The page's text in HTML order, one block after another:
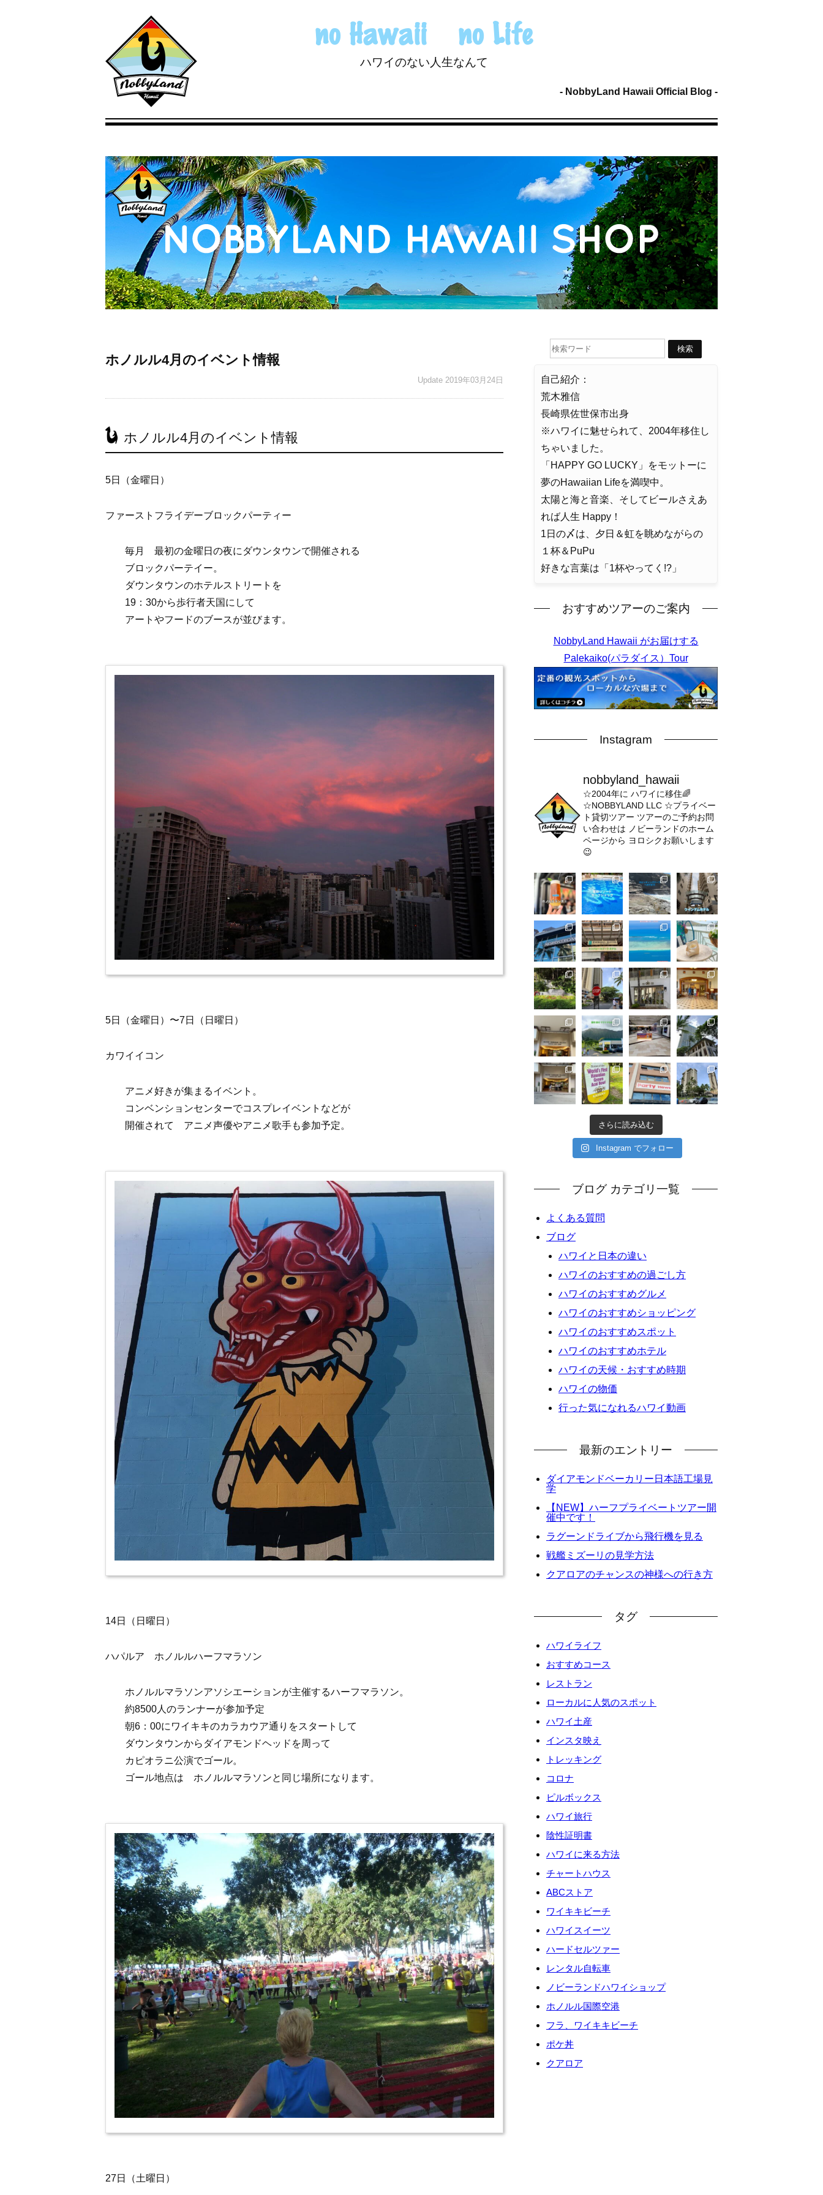
no Hawaii no Life
ハワイのない人生なんて
NobbyLand Hawaii Official Blog
ホノルル4月のイベント情報
Update 2019年03月24日
ホノルル4月のイベント情報
5日（金曜日）
ファーストフライデーブロックパーティー
毎月 最初の金曜日の夜にダウンタウンで開催される
ブロックパーテイー。
ダウンタウンのホテルストリートを
19：30から歩行者天国にして
アートやフードのブースが並びます。
5日（金曜日）〜7日（日曜日）
カワイイコン
アニメ好きが集まるイベント。
コンベンションセンターでコスプレイベントなどが
開催されて アニメ声優やアニメ歌手も参加予定。
14日（日曜日）
ハパルア ホノルルハーフマラソン
ホノルルマラソンアソシエーションが主催するハーフマラソン。
約8500人のランナーが参加予定
朝6：00にワイキキのカラカウア通りをスタートして
ダウンタウンからダイアモンドヘッドを周って
カピオラニ公演でゴール。
ゴール地点は ホノルルマラソンと同じ場所になります。
27日（土曜日）
自己紹介：
荒木雅信
長崎県佐世保市出身
※ハワイに魅せられて、2004年移住し
ちゃいました。
「HAPPY GO LUCKY」をモットーに
夢のHawaiian Lifeを満喫中。
太陽と海と音楽、そしてビールさえあ
れば人生 Happy！
1日の〆は、夕日＆虹を眺めながらの
１杯＆PuPu
好きな言葉は「1杯やってく!?」
おすすめツアーのご案内
NobbyLand Hawaii がお届けする
Palekaiko(パラダイス）Tour
Instagram
nobbyland_hawaii
☆2004年に ハワイに移住🌈
☆NOBBYLAND LLC ☆プライベー
ト貸切ツアー ツアーのご予約お問
い合わせは ノビーランドのホーム
ページから ヨロシクお願いします
😉
さらに読み込む
Instagram でフォロー
ブログ カテゴリ一覧
よくある質問
ブログ
ハワイと日本の違い
ハワイのおすすめの過ごし方
ハワイのおすすめグルメ
ハワイのおすすめショッピング
ハワイのおすすめスポット
ハワイのおすすめホテル
ハワイの天候・おすすめ時期
ハワイの物価
行った気になれるハワイ動画
最新のエントリー
ダイアモンドベーカリー日本語工場見
学
【NEW】ハーフプライベートツアー開
催中です！
ラグーンドライブから飛行機を見る
戦艦ミズーリの見学方法
クアロアのチャンスの神様への行き方
タグ
ハワイライフ
おすすめコース
レストラン
ローカルに人気のスポット
ハワイ土産
インスタ映え
トレッキング
コロナ
ピルボックス
ハワイ旅行
陰性証明書
ハワイに来る方法
チャートハウス
ABCストア
ワイキキビーチ
ハワイスイーツ
ハードセルツァー
レンタル自転車
ノビーランドハワイショップ
ホノルル国際空港
フラ、ワイキキビーチ
ポケ丼
クアロア